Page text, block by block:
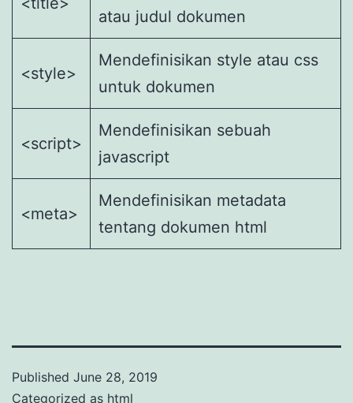
atau judul dokumen
<style>
Mendefinisikan style atau css
untuk dokumen
<script>
Mendefinisikan sebuah
javascript
<meta>
Mendefinisikan metadata
tentang dokumen html
Published June 28, 2019
Categorized as html